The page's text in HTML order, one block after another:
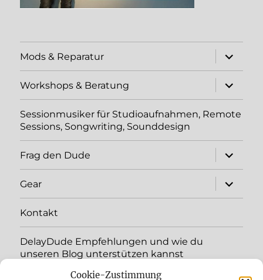
Cookie-Zustimmung
Mods & Reparatur
öffnen
Workshops & Beratung
öffnen
Sessionmusiker für Studioaufnahmen, Remote
Sessions, Songwriting, Sounddesign
Frag den Dude
öffnen
Gear
öffnen
Kontakt
DelayDude Empfehlungen und wie du
unseren Blog unterstützen kannst